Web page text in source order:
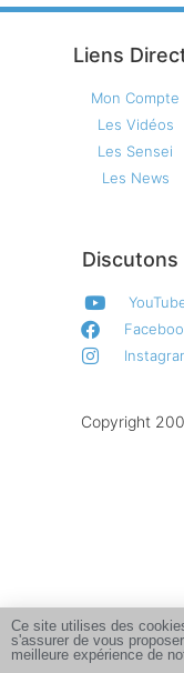
Liens
Mon Compte
Les Vidéos
Les Sensei
Les News
Discutons
Copyright
Ce site utilises des
s'assurer de vous
meilleure expérience de